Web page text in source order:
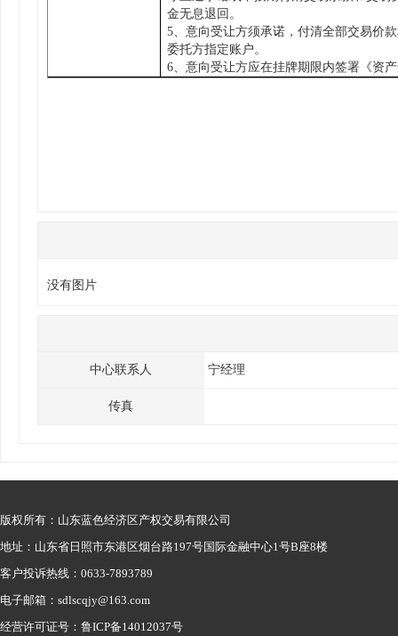
金无息退回。
5、意向受让方须承诺，付清全部交易价
委托方指定账户。
6、意向受让方应在挂牌期限内签署 《资
没有图片
中心联系人 宁经理
传真
版权所有：山东蓝色经济区产权交易有限公司
地址：山东省日照市东港区烟台路197号国际金融中心1号B座8楼
客户投诉热线：0633-7893789
电子邮箱：sdlscqjy@163.com
经营许可证号：鲁ICP备14012037号